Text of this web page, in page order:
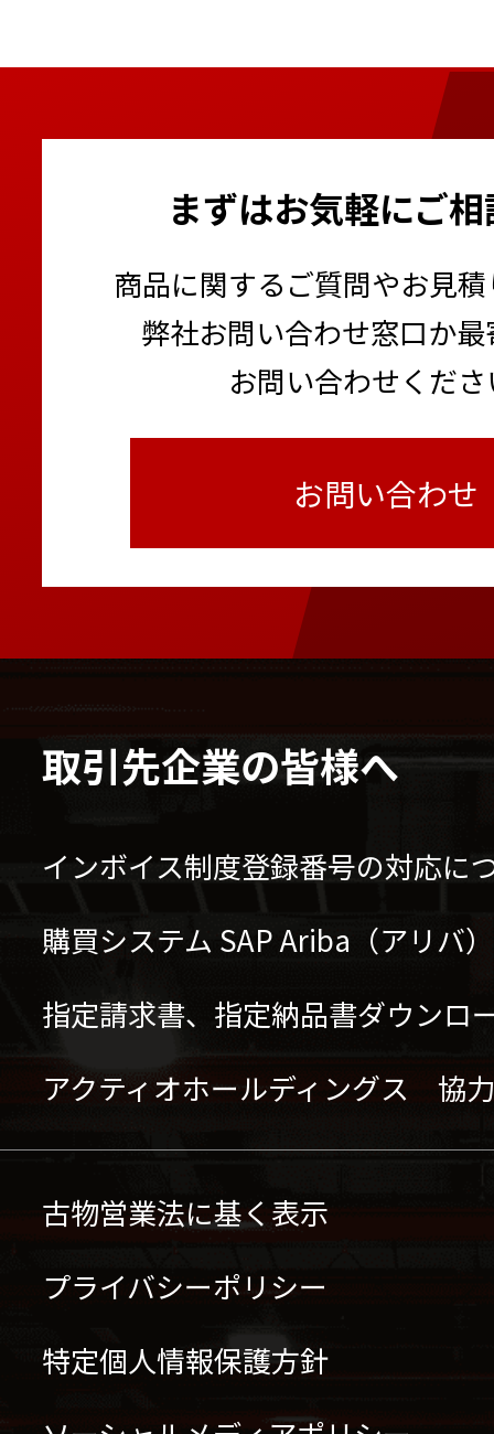
まずはお気軽にご
商品に関するご質問やお見
弊社お問い合わせ窓口か
お問い合わせくだ
お問い合わせ
取引先企業の皆様へ
インボイス制度登録番号の対応に
購買システム SAP Ariba（アリバ
指定請求書、指定納品書ダウンロ
アクティオホールディングス 協
古物営業法に基く表示
プライバシーポリシー
特定個人情報保護方針